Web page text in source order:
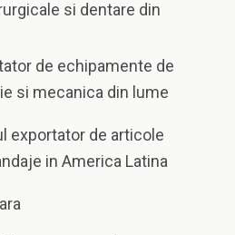
si dentare din
de echipamente de
si mecanica din lume
exportator de articole
in America Latina